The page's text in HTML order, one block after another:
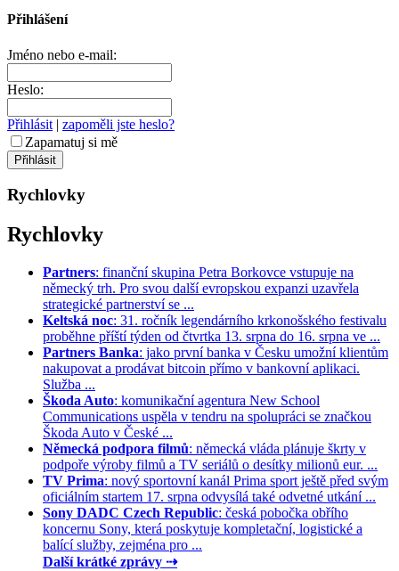
Přihlášení
Jméno nebo e-mail:
Heslo:
Přihlásit | zapoměli jste heslo?
Zapamatuj si mě
Rychlovky
Rychlovky
Partners: finanční skupina Petra Borkovce vstupuje na
německý trh. Pro svou další evropskou expanzi uzavřela
strategické partnerství se ...
Keltská noc: 31. ročník legendárního krkonošského festivalu
proběhne příští týden od čtvrtka 13. srpna do 16. srpna ve ...
Partners Banka: jako první banka v Česku umožní klientům
nakupovat a prodávat bitcoin přímo v bankovní aplikaci.
Služba ...
Škoda Auto: komunikační agentura New School
Communications uspěla v tendru na spolupráci se značkou
Škoda Auto v České ...
Německá podpora filmů: německá vláda plánuje škrty v
podpoře výroby filmů a TV seriálů o desítky milionů eur. ...
TV Prima: nový sportovní kanál Prima sport ještě před svým
oficiálním startem 17. srpna odvysílá také odvetné utkání ...
Sony DADC Czech Republic: česká pobočka obřího
koncernu Sony, která poskytuje kompletační, logistické a
balící služby, zejména pro ...
Další krátké zprávy ⇢